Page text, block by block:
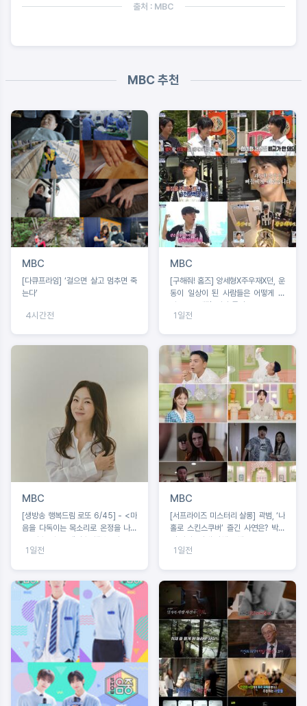
출처 : MBC
MBC 추천
MBC
[다큐프라임] ‘걸으면 살고 멈추면 죽
는다’
4시간전
MBC
[구해줘! 홈즈] 양세형X주우재X던, 운
동이 일상이 된 사람들은 어떻게 살
까? '운동세권' 임장 특집!
1일전
MBC
[생방송 행복드림 로또 6/45] - <마
음을 다독이는 목소리로 온정을 나누
6/45’ 황금손 출연>
1일전
MBC
[서프라이즈 미스터리 살롱] 곽범, ‘나
홀로 스킨스쿠버’ 즐긴 사연은? 박소
1일전